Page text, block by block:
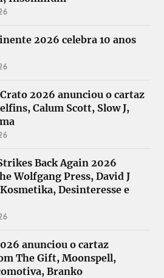
2026 celebra 10 anos
2026 anunciou o cartaz
Calum Scott, Slow J,
Back Again 2026
Wolfgang Press, David J
Desinteresse e
anunciou o cartaz
The Gift, Moonspell,
Branko